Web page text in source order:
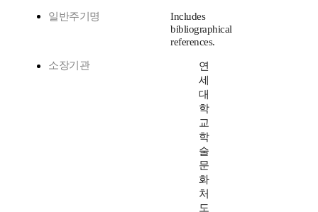
일반주기명
Includes
bibliographical
references.
소장기관
연
세
대
학
교
학
술
문
화
처
도